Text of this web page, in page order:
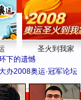
圣火到我家
下的遗憾
办2008奥运·冠军论坛